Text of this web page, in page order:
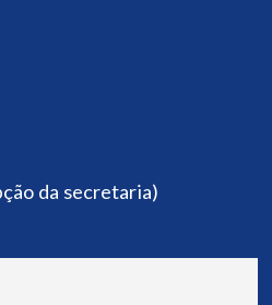
da secretaria)